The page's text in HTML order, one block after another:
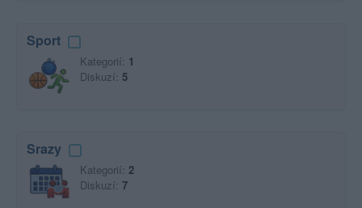
Sport
Kategorií: 1
Diskuzí: 5
Srazy
Kategorií: 2
Diskuzí: 7